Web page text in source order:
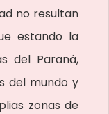
no resultan
estando la
del Paraná,
del mundo y
zonas de